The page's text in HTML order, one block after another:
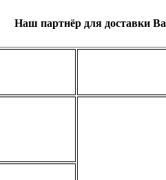
Наш партнёр для доставки